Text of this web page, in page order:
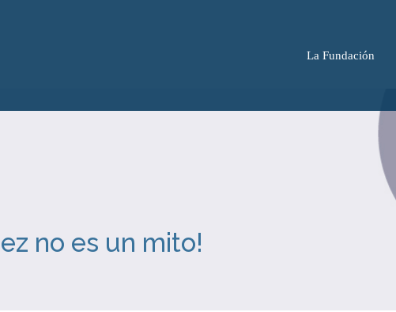
La Fundación
no es un mito!